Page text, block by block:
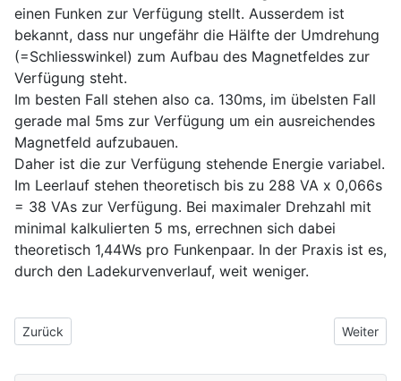
einen Funken zur Verfügung stellt. Ausserdem ist
bekannt, dass nur ungefähr die Hälfte der Umdrehung
(=Schliesswinkel) zum Aufbau des Magnetfeldes zur
Verfügung steht.
Im besten Fall stehen also ca. 130ms, im übelsten Fall
gerade mal 5ms zur Verfügung um ein ausreichendes
Magnetfeld aufzubauen.
Daher ist die zur Verfügung stehende Energie variabel.
Im Leerlauf stehen theoretisch bis zu 288 VA x 0,066s
= 38 VAs zur Verfügung. Bei maximaler Drehzahl mit
minimal kalkulierten 5 ms, errechnen sich dabei
theoretisch 1,44Ws pro Funkenpaar. In der Praxis ist es,
durch den Ladekurvenverlauf, weit weniger.
Vorheriger Beitrag: Zündgeber-Unterbrecher-Schliesswinkel
Zurück Nächster
Weiter